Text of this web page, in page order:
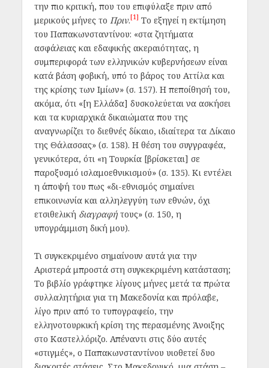
την πιο κριτική, που του επιφύλαξε πριν από
μερικούς μήνες το Πριν.[1] Το εξηγεί η εκτίμηση
του Παπακωνσταντίνου: «στα ζητήματα
ασφάλειας και εδαφικής ακεραιότητας, η
συμπεριφορά των ελληνικών κυβερνήσεων είναι
κατά βάση φοβική, υπό το βάρος του Αττίλα και
της κρίσης των Ιμίων» (σ. 157). Η πεποίθησή του,
ακόμα, ότι «[η Ελλάδα] δυσκολεύεται να ασκήσει
και τα κυριαρχικά δικαιώματα που της
αναγνωρίζει το διεθνές δίκαιο, ιδιαίτερα τα Δίκαιο
της Θάλασσας» (σ. 158). Η θέση του συγγραφέα,
γενικότερα, ότι «η Τουρκία [βρίσκεται] σε
παροξυσμό ισλαμοεθνικισμού» (σ. 135). Κι εντέλει
η άποψή του πως «δι-εθνισμός σημαίνει
επικοινωνία και αλληλεγγύη των εθνών, όχι
ετσιθελική διαγραφήτους» (σ. 150, η
υπογράμμιση δική μου).
Τι συγκεκριμένο σημαίνουν αυτά για την
Αριστερά μπροστά στη συγκεκριμένη κατάσταση;
Το βιβλίο γράφτηκε λίγους μήνες μετά τα πρώτα
συλλαλητήρια για τη Μακεδονία και πρόλαβε,
λίγο πριν από το τυπογραφείο, την
ελληνοτουρκική κρίση της περασμένης Άνοιξης
στο Καστελλόριζο. Απέναντι στις δύο αυτές
«στιγμές», ο Παπακωνσταντίνου υιοθετεί δυο